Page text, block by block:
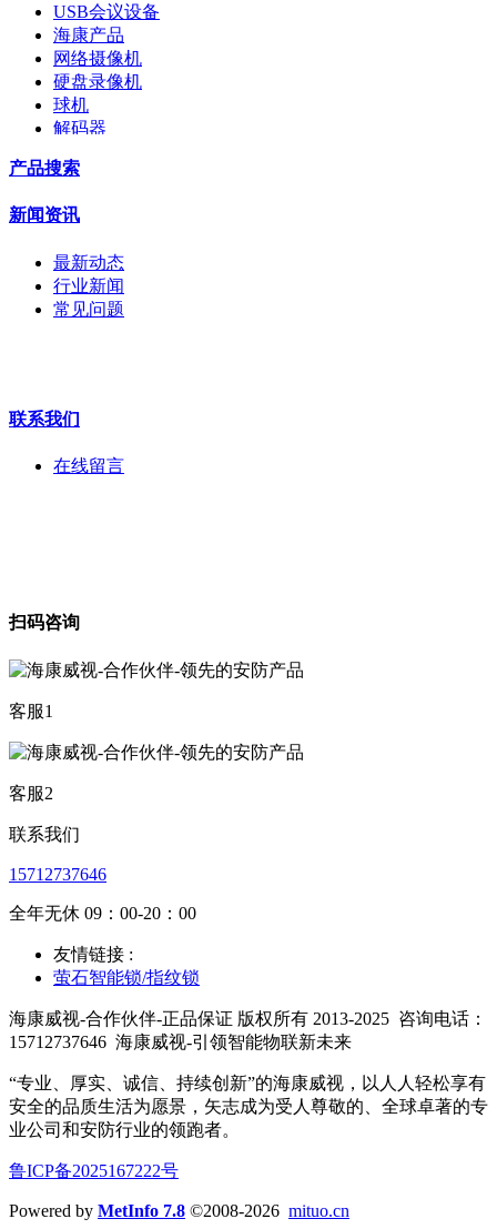
USB会议设备
海康产品
网络摄像机
硬盘录像机
球机
解码器
配件
拼接屏
安检门
工程宝
海康机器人
产品搜索
新闻资讯
最新动态
行业新闻
常见问题
联系我们
在线留言
扫码咨询
客服1
客服2
联系我们
15712737646
全年无休 09：00-20：00
友情链接 :
萤石智能锁/指纹锁
海康威视-合作伙伴-正品保证 版权所有 2013-2025 咨询电话：
15712737646 海康威视-引领智能物联新未来
“专业、厚实、诚信、持续创新”的海康威视，以人人轻松享有
安全的品质生活为愿景，矢志成为受人尊敬的、全球卓著的专
业公司和安防行业的领跑者。
鲁ICP备2025167222号
Powered by MetInfo 7.8 ©2008-2026 mituo.cn